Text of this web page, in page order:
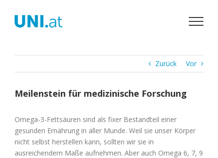
Inhalt
springen
Zurück Vor
Meilenstein für medizinische Forschung
Omega-3-Fettsäuren sind als fixer Bestandteil einer
gesunden Ernährung in aller Munde. Weil sie unser Körper
nicht selbst herstellen kann, sollten wir sie in
ausreichendem Maße aufnehmen. Aber auch Omega 6, 7, 9